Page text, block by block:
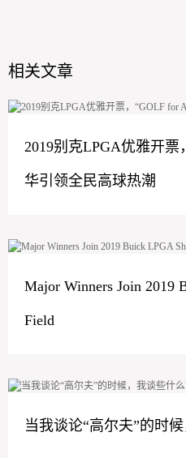
相关文章
2019别克LPGA优雅开票
华引领全民高球热潮
Major Winners Join 2019
Field
当我谈论“高尔夫”的时候